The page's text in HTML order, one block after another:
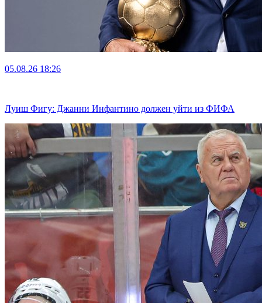
05.08.26 18:26
Луиш Фигу: Джанни Инфантино должен уйти из ФИФА